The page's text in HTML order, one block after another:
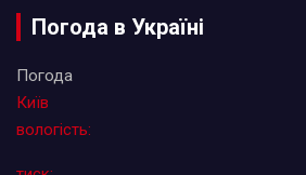
Погода в Україні
Погода
Київ
вологість: